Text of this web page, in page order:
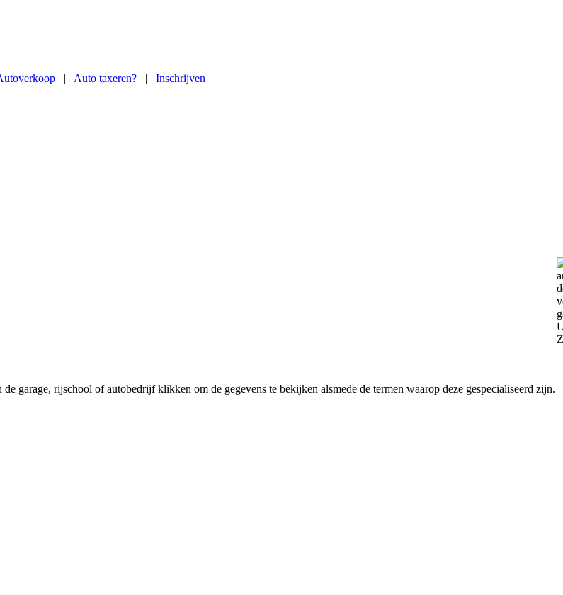
| Auto taxeren? | Inschrijven |
garage, rijschool of autobedrijf klikken om de gegevens te bekijken alsmede de termen waarop deze gespecialiseerd zijn.